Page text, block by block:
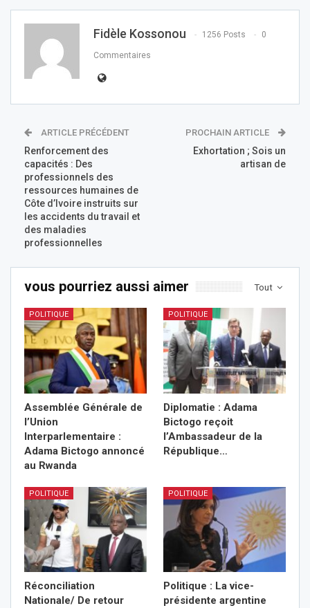
Fidèle Kossonou 1256 Posts 0
Commentaires
ARTICLE PRÉCÉDENT
Renforcement des
capacités : Des
professionnels des
ressources humaines de
Côte d’Ivoire instruits sur
les accidents du travail et
des maladies
professionnelles
PROCHAIN ARTICLE
Exhortation ; Sois un
artisan de
Tout
vous pourriez aussi aimer
POLITIQUE
Assemblée Générale de
l’Union
Interparlementaire :
Adama Bictogo annoncé
au Rwanda
POLITIQUE
Diplomatie : Adama
Bictogo reçoit
l’Ambassadeur de la
République…
POLITIQUE
Réconciliation
Nationale/ De retour
POLITIQUE
Politique : La vice-
présidente argentine